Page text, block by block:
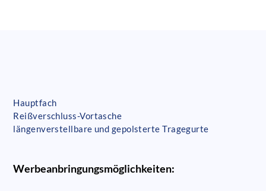
Hauptfach
Reißverschluss-Vortasche
längenverstellbare und gepolsterte Tragegurte
Werbeanbringungsmöglichkeiten: